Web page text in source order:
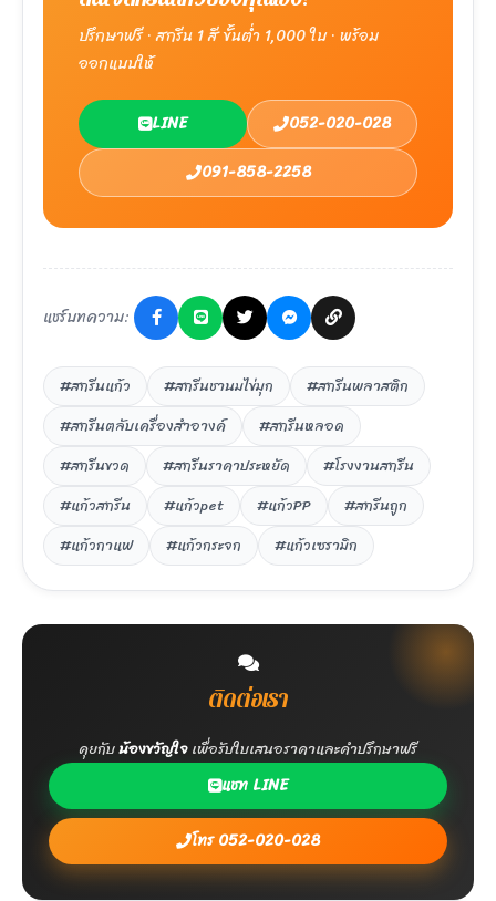
ปรึกษาฟรี · สกรีน 1 สี ขั้นต่ำ 1,000 ใบ · พร้อม
ออกแบบให้
LINE
052-020-028
091-858-2258
แชร์บทความ:
#สกรีนแก้ว #สกรีนชานมไข่มุก
#สกรีนพลาสติก
#สกรีนตลับเครื่องสำอางค์
#สกรีนหลอด
#สกรีนขวด
#สกรีนราคาประหยัด
#โรงงานสกรีน
#แก้วสกรีน
#แก้วpet #แก้วPP
#สกรีนถูก
#แก้วกาแฟ
#แก้วกระจก #แก้วเซรามิก
ติดต่อเรา
คุยกับน้องขวัญใจเพื่อรับใบเสนอราคาและคำปรึกษาฟรี
แชท LINE
โทร 052-020-028